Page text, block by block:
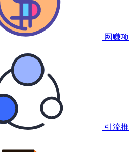
网赚项
引流推